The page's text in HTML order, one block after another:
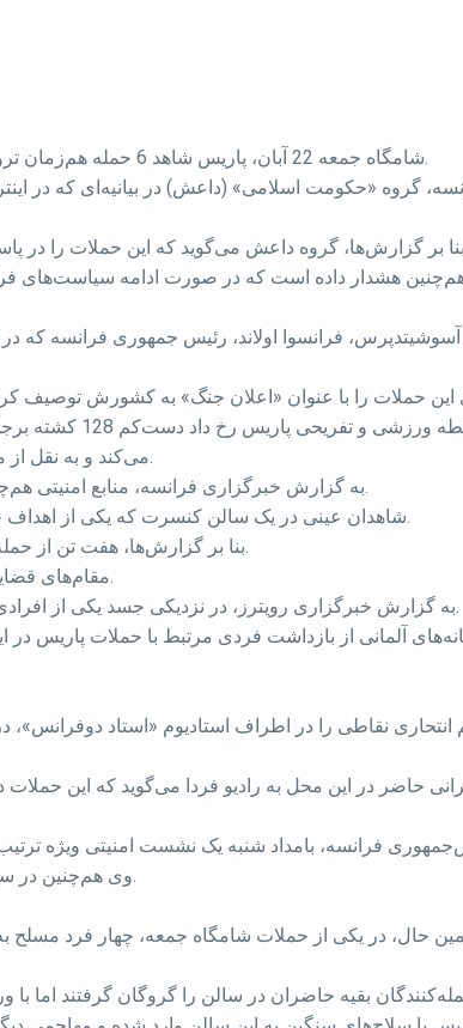
شامگاه جمعه 22 آبان، پاریس شاهد 6 حمله هم‌زمان تروریستی بود که چنین خشونتی از زمان جنگ جهانی دوم به این‌سو در این شهر بی‌سابقه بوده‌است.
گروه «حکومت اسلامی» (داعش) در بیانیه‌ای که در
هم‌چنین هشدار داده است که در صورت ادامه
فرانسوا اولاند، رئیس جمهوری فرانسه
می‌کند و به نقل از مقام‌های امنیتی فرانسه می‌گوید که تعداد نهایی جان‌باختگان ممکن است بیشتر از این تعداد باشد.
به گزارش خبرگزاری فرانسه، منابع امنیتی هم‌چنین می‌گویند که در حملات روز جمعه 300 نفر مجروح شده‌اند که حال 80 نفر از آنها وخیم است.
شاهدان عینی در یک سالن کنسرت که یکی از اهداف حملات شامگاه جمعه بود می‌گویند که حمله‌کنندگان در جریان حمله بانگ الله اکبر سر می‌داده‌اند.
بنا بر گزارش‌ها، هفت تن از حمله‌کنندگان در پی انفجار انتحاری جان باخته و یک حمله‌کننده نیز با تیراندازی پلیس کشته شده‌است.
مقام‌های قضایی فرانسه می‌گویند که ممکن است حمله‌کنندگان دیگری هنوز در حال گریز در سطح شهر باشند.
به گزارش خبرگزاری رویترز، در نزدیکی جسد یکی از افرادی که خود را نزدیک به استادیوم فوتبال در پاریس منفجر کرده یک گذرنامه سوری یافت شده‌است.
آلمانی از بازداشت فردی مرتبط با حملات پاریس در
انتحاری نقاطی را در اطراف استادیوم «استاد
حاضر در این محل به رادیو فردا می‌گوید که این
وی هم‌چنین در سراسر کشور وضعیت اضطراری اعلام کرده و دستور به بستن تمامی مرزهای فرانسه داده است.